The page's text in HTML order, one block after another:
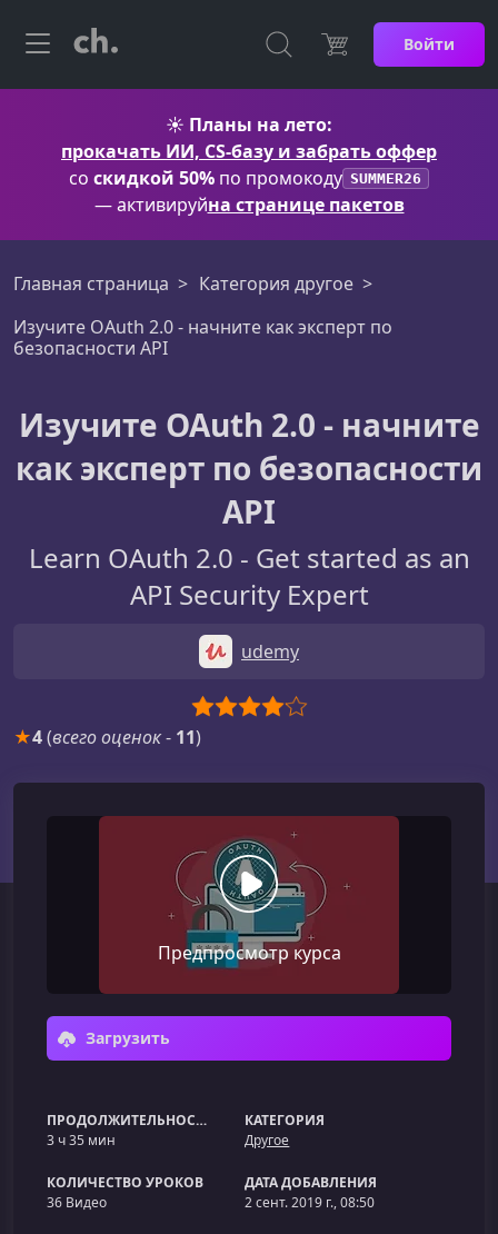
Войти
☀️ Планы на лето:
прокачать ИИ, CS-базу и забрать оффер
со скидкой 50% по промокоду SUMMER26
— активируйна странице пакетов
Главная страница
Категория другое
Изучите OAuth 2.0 - начните как эксперт по
безопасности API
Изучите OAuth 2.0 - начните
как эксперт по безопасности
API
Learn OAuth 2.0 - Get started as an
API Security Expert
udemy
★4(всего оценок- 11)
Предпросмотр курса
Загрузить
ПРОДОЛЖИТЕЛЬНОСТЬ
3 ч 35 мин
КАТЕГОРИЯ
Другое
КОЛИЧЕСТВО УРОКОВ
36 Видео
ДАТА ДОБАВЛЕНИЯ
2 сент. 2019 г., 08:50